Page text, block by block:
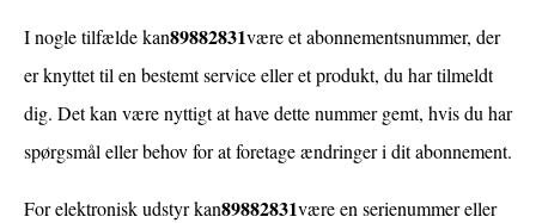
I nogle tilfælde kan89882831være et abonnementsnummer, der
er knyttet til en bestemt service eller et produkt, du har tilmeldt
dig. Det kan være nyttigt at have dette nummer gemt, hvis du har
spørgsmål eller behov for at foretage ændringer i dit abonnement.
For elektronisk udstyr kan89882831være en serienummer eller